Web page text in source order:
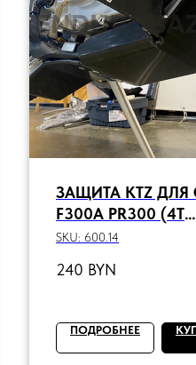
ЗАЩИТА KTZ ДЛЯ
F300A PR300 (4T
ZS175FMM-5,
600.14
SKU: 600.14
240 BYN
ПОДРОБНЕЕ